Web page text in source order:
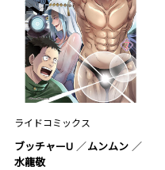
ライドコミックス
ブッチャーU
ムンムン
水龍敬